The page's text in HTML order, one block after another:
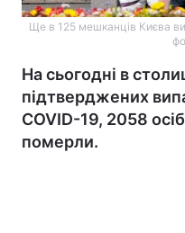
Ще в 125 мешканців Києва
На сьогодні в
підтверджених
COVID-19, 2058
померли.